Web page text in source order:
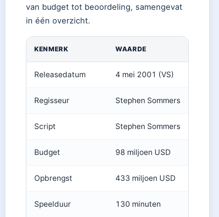
van budget tot beoordeling, samengevat
in één overzicht.
KENMERK WAARDE
Releasedatum 4 mei 2001 (VS)
Regisseur Stephen Sommers
Script Stephen Sommers
Budget 98 miljoen USD
Opbrengst 433 miljoen USD
Speelduur 130 minuten